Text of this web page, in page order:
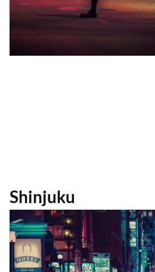
Shinjuku